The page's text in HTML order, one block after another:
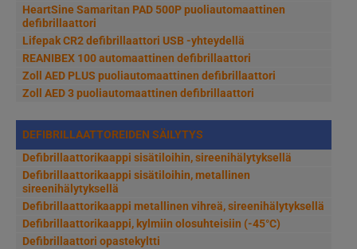
HeartSine Samaritan PAD 500P puoliautomaattinen
defibrillaattori
Lifepak CR2 defibrillaattori USB -yhteydellä
REANIBEX 100 automaattinen defibrillaattori
Zoll AED PLUS puoliautomaattinen defibrillaattori
Zoll AED 3 puoliautomaattinen defibrillaattori
DEFIBRILLAATTOREIDEN SÄILYTYS
Defibrillaattorikaappi sisätiloihin, sireenihälytyksellä
Defibrillaattorikaappi sisätiloihin, metallinen
sireenihälytyksellä
Defibrillaattorikaappi metallinen vihreä, sireenihälytyksellä
Defibrillaattorikaappi, kylmiin olosuhteisiin (-45°C)
Defibrillaattori opastekyltti